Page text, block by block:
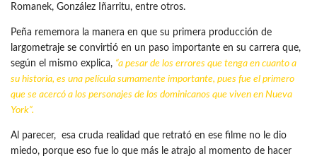
Romanek, González Iñarritu, entre otros.
Peña rememora la manera en que su primera producción de
largometraje se convirtió en un paso importante en su carrera que,
según el mismo explica, “a pesar de los errores que tenga en cuanto a
su historia, es una película sumamente importante, pues fue el primero
que se acercó a los personajes de los dominicanos que viven en Nueva
York”.
Al parecer, esa cruda realidad que retrató en ese filme no le dio
miedo, porque eso fue lo que más le atrajo al momento de hacer